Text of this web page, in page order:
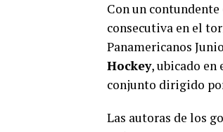
Con un contundente
consecutiva en el
Panamericanos
Hockey, ubicado en
conjunto dirigido
Las autoras de los